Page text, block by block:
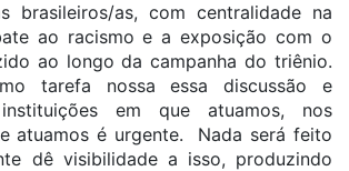
brasileiros/as, com centralidade na
ao racismo e a exposição com o
ao longo da campanha do triênio.
tarefa nossa essa discussão e
em que atuamos, nos
atuamos é urgente. Nada será feito
dê visibilidade a isso, produzindo